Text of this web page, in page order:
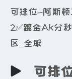
可排位-阿斯顿
2✅踱金AK分
区_全服
可排